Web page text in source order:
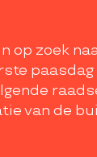
op zoek
van de